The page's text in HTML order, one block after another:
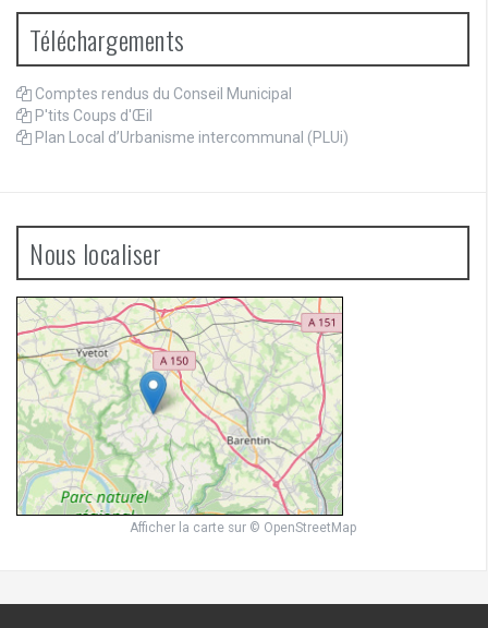
Téléchargements
Comptes rendus du Conseil Municipal
P'tits Coups d'Œil
Plan Local d’Urbanisme intercommunal (PLUi)
Nous localiser
Afficher la carte sur © OpenStreetMap